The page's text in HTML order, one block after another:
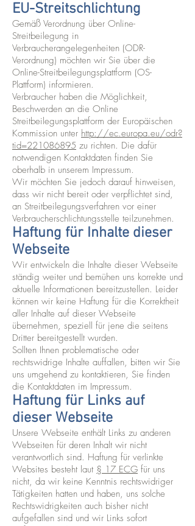
EU-Streitschlichtung
Gemäß Verordnung über Online-
Streitbeilegung in
Verbraucherangelegenheiten (ODR-
Verordnung) möchten wir Sie über die
Online-Streitbeilegungsplattform (OS-
Plattform) informieren.
Verbraucher haben die Möglichkeit,
Beschwerden an die Online
Streitbeilegungsplattform der Europäischen
Kommission unter http://ec.europa.eu/odr?
tid=221086895 zu richten. Die dafür
notwendigen Kontaktdaten finden Sie
oberhalb in unserem Impressum.
Wir möchten Sie jedoch darauf hinweisen,
dass wir nicht bereit oder verpflichtet sind,
an Streitbeilegungsverfahren vor einer
Verbraucherschlichtungsstelle teilzunehmen.
Haftung für Inhalte dieser
Webseite
Wir entwickeln die Inhalte dieser Webseite
ständig weiter und bemühen uns korrekte und
aktuelle Informationen bereitzustellen. Leider
können wir keine Haftung für die Korrektheit
aller Inhalte auf dieser Webseite
übernehmen, speziell für jene die seitens
Dritter bereitgestellt wurden.
Sollten Ihnen problematische oder
rechtswidrige Inhalte auffallen, bitten wir Sie
uns umgehend zu kontaktieren, Sie finden
die Kontaktdaten im Impressum.
Haftung für Links auf
dieser Webseite
Unsere Webseite enthält Links zu anderen
Webseiten für deren Inhalt wir nicht
verantwortlich sind. Haftung für verlinkte
Websites besteht laut § 17 ECG für uns
nicht, da wir keine Kenntnis rechtswidriger
Tätigkeiten hatten und haben, uns solche
Rechtswidrigkeiten auch bisher nicht
aufgefallen sind und wir Links sofort